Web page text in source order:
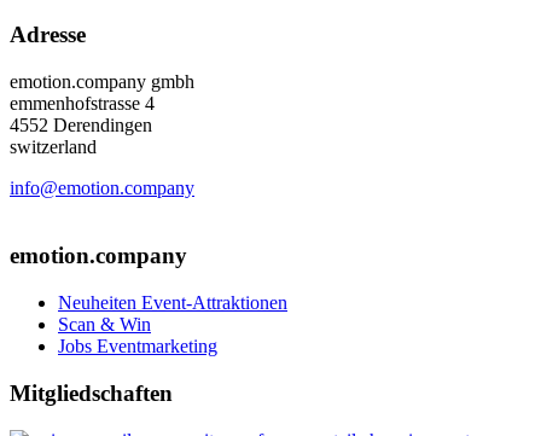
Adresse
emotion.company gmbh
emmenhofstrasse 4
4552 Derendingen
switzerland
info@emotion.company
emotion.company
Neuheiten Event-Attraktionen
Scan & Win
Jobs Eventmarketing
Mitgliedschaften